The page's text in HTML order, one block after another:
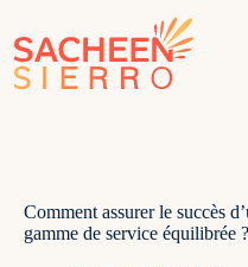
contenu
Comment assurer le succès
gamme de service équilibrée ?